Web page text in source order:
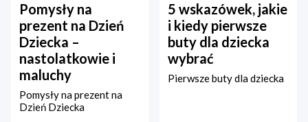
Pomysły na
prezent na Dzień
Dziecka –
nastolatkowie i
maluchy
Pomysły na prezent na
Dzień Dziecka
5 wskazówek, jakie
i kiedy pierwsze
buty dla dziecka
wybrać
Pierwsze buty dla dziecka